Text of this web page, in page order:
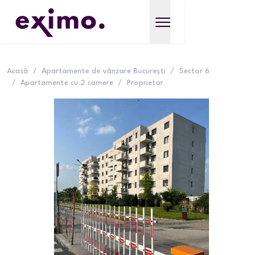
Acasă / Apartamente de vânzare București /
Sector 6
/
Apartamente cu 2 camere / Proprietar